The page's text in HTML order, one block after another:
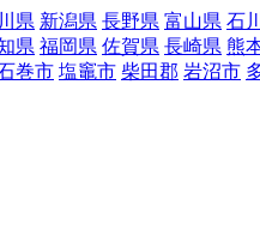
県 新潟県 長野県 富山県 石
県 福岡県 佐賀県 長崎県 熊
巻市 塩竈市 柴田郡 岩沼市